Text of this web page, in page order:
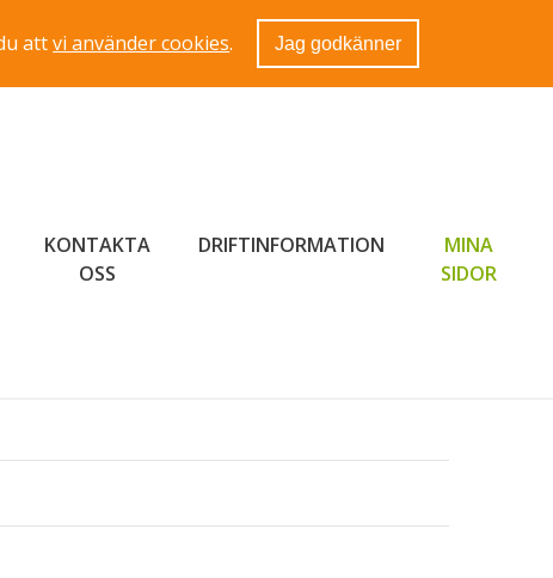
attvi använder cookies. Jag godkänner
KONTAKTA
OSS
DRIFTINFORMATION
MINA
SIDOR